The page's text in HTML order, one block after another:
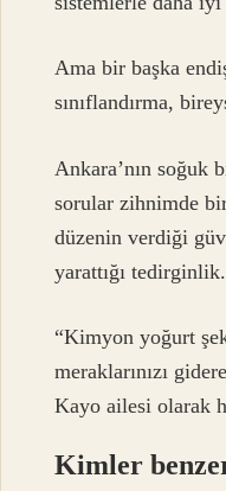
Ama bir başka
sınıflandırma,
Ankara’nın soğuk
sorular zihnimde
düzenin verdiği
yarattığı tedirginlik.
“Kimyon yoğurt
meraklarınızı
Kayo ailesi olarak
Kimler